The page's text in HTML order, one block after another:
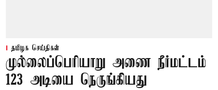
தமிழக செய்திகள்
முல்லைப்பெரியாறு அணை நீர்மட்டம்
123 அடியை நெருங்கியது